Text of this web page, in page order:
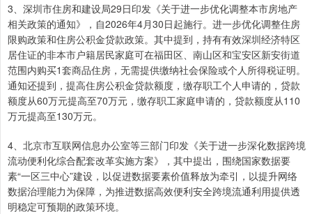
3、深圳市住房和建设局29日印发《关于进一步优化调整本市房地产
相关政策的通知》，自2026年4月30日起施行。进一步优化调整住房
限购政策和住房公积金贷款政策。其中提到，持有有效深圳经济特区
居住证的非本市户籍居民家庭可在福田区、南山区和宝安区新安街道
范围内购买1套商品住房，无需提供缴纳社会保险或个人所得税证明。
通知还提到，提高住房公积金贷款额度，缴存职工个人申请的，贷款
额度从60万元提高至70万元，缴存职工家庭申请的，贷款额度从110
万元提高至130万元。
4、北京市互联网信息办公室等三部门印发《关于进一步深化数据跨境
流动便利化综合配套改革实施方案》，其中提出，围绕国家数据要
素“一区三中心”建设，以促进数据要素价值释放为牵引，以提升网络
数据治理能力为保障，为推进数据高效便利安全跨境流通利用提供透
明稳定可预期的政策环境。